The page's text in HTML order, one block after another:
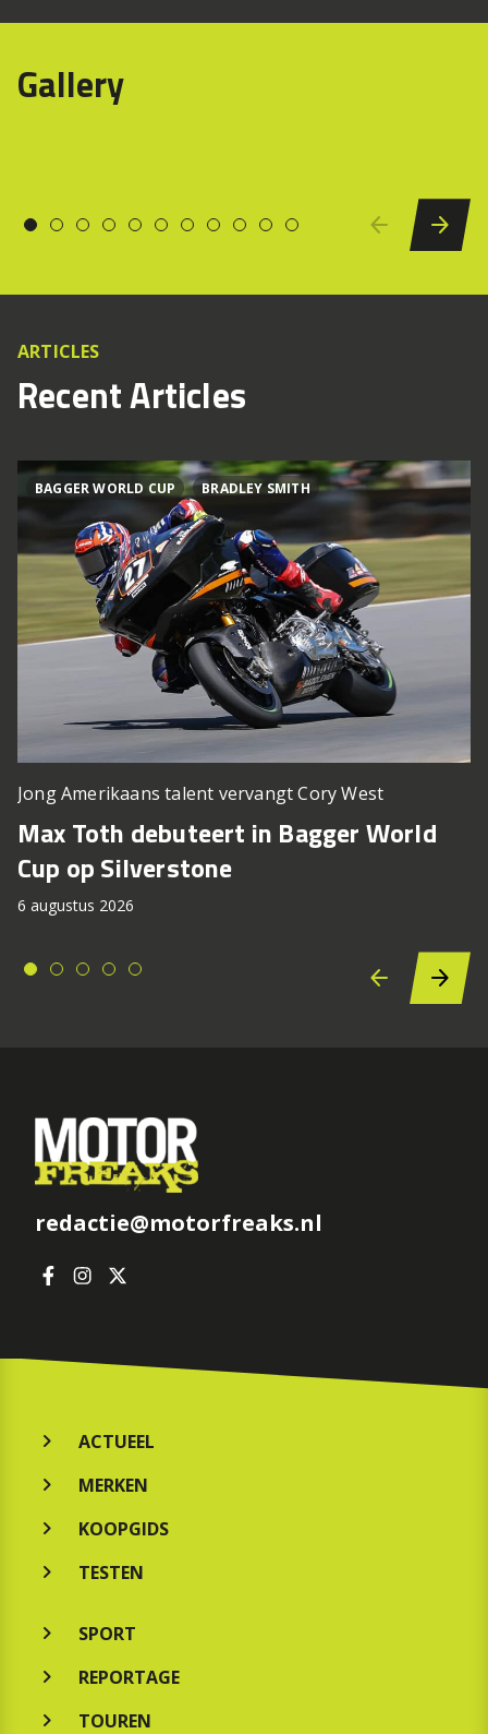
Gallery
ARTICLES
Recent Articles
BAGGER WORLD CUP BRADLEY SMITH
Jong Amerikaans talent vervangt Cory West
Max Toth debuteert in Bagger World
Cup op Silverstone
6 augustus 2026
redactie@motorfreaks.nl
ACTUEEL
MERKEN
KOOPGIDS
TESTEN
SPORT
REPORTAGE
TOUREN